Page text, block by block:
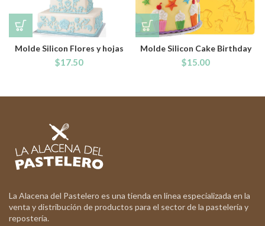
Molde Silicon Flores y hojas
$17.50
Molde Silicon Cake Birthday
$15.00
La Alacena del Pastelero es una tienda en línea especializada en la
venta y distribución de productos para el sector de la pastelería y
repostería.